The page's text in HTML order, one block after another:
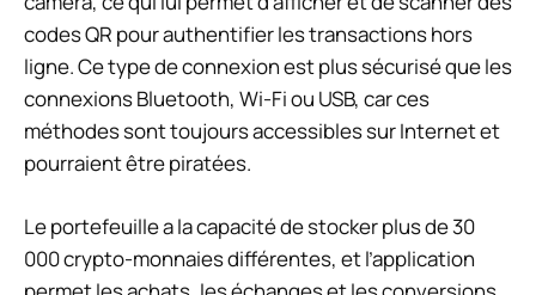
codes QR pour authentifier les transactions hors
ligne. Ce type de connexion est plus sécurisé que les
connexions Bluetooth, Wi-Fi ou USB, car ces
méthodes sont toujours accessibles sur Internet et
pourraient être piratées.
Le portefeuille a la capacité de stocker plus de 30
000 crypto-monnaies différentes, et l’application